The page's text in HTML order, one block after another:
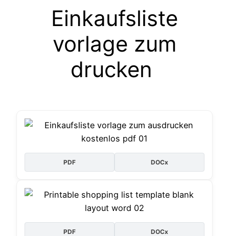
Einkaufsliste
vorlage zum
drucken
PDF DOCx
PDF DOCx